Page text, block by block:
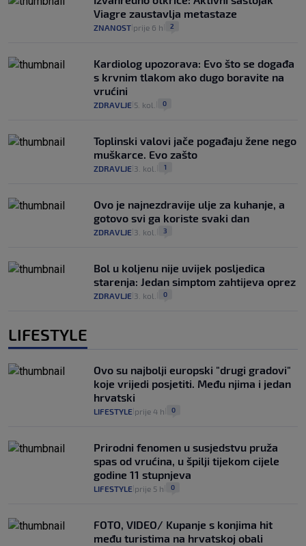
Viagre zaustavlja metastaze
ZNANOST prije 6 h 2
Kardiolog upozorava: Evo što se događa
s krvnim tlakom ako dugo boravite na
vrućini
ZDRAVLJE 5. kol. 0
Toplinski valovi jače pogađaju žene nego
muškarce. Evo zašto
ZDRAVLJE 3. kol. 1
Ovo je najnezdravije ulje za kuhanje, a
gotovo svi ga koriste svaki dan
ZDRAVLJE 3. kol. 3
Bol u koljenu nije uvijek posljedica
starenja: Jedan simptom zahtijeva oprez
ZDRAVLJE 3. kol. 0
LIFESTYLE
Ovo su najbolji europski "drugi gradovi"
koje vrijedi posjetiti. Među njima i jedan
hrvatski
LIFESTYLE prije 4 h 0
Prirodni fenomen u susjedstvu pruža
spas od vrućina, u špilji tijekom cijele
godine 11 stupnjeva
LIFESTYLE prije 5 h 0
FOTO, VIDEO/ Kupanje s konjima hit
među turistima na hrvatskoj obali